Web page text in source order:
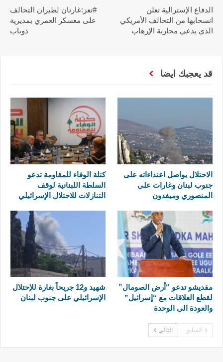
الدفاع الإسترالية تعلن
انسحابها من التحالف الأمريكي
الذي يدعي محاربة الإرهاب
#تعز:غارتان لطيران التحالف
على معسكر العمري بمديرية
ذوباب
قد يعجبك ايضا
الاحتلال يواصل اعتداءاته على
جنوب لبنان وغارات على
المنصوري وميفدون
كتلة الوفاء للمقاومة تدعو
السلطة اللبنانية لوقف
التنازلات للاحتلال الإسرائيلي
مقديشو تدعو “أرض الصومال”
لقطع العلاقات مع “إسرائيل”
والعودة الى الوحدة
شهيد و12 جريحاً بغارة للإحتلال
الإسرائيلي على جنوب لبنان
السابق التالي